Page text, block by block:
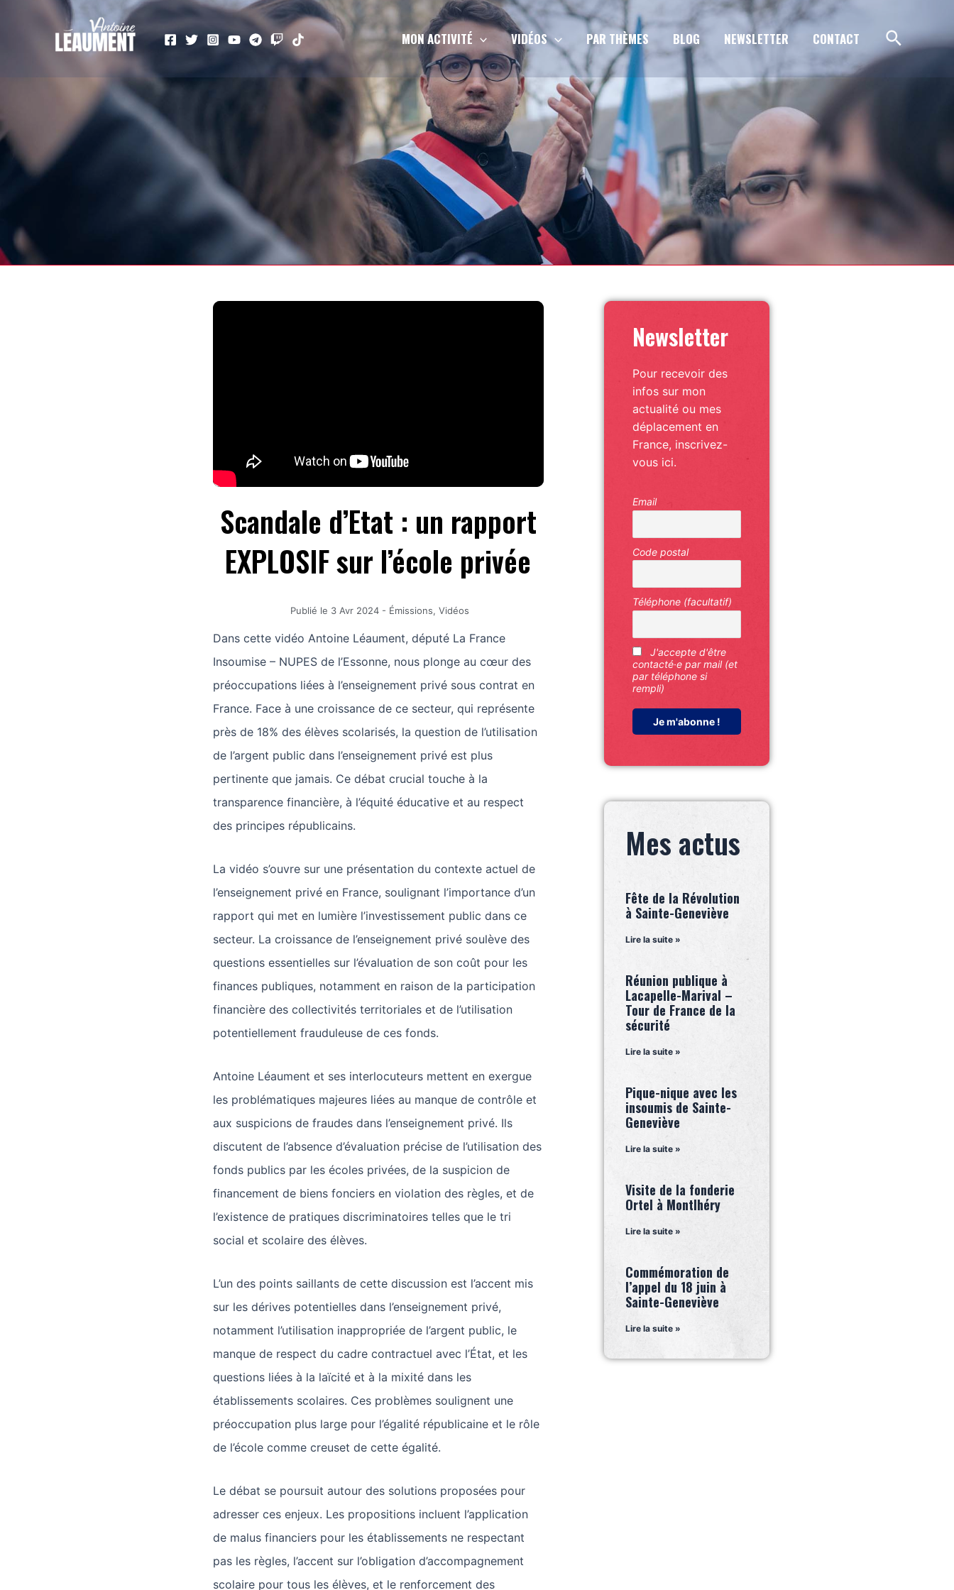
MON ACTIVITÉ VIDÉOS PAR THÈMES BLOG NEWSLETTER CONTACT
Scandale d’Etat : un rapport
EXPLOSIF sur l’école privée
Publié le 3 Avr 2024 - Émissions, Vidéos
Dans cette vidéo Antoine Léaument, député La France
Insoumise – NUPES de l’Essonne, nous plonge au cœur des
préoccupations liées à l’enseignement privé sous contrat en
France. Face à une croissance de ce secteur, qui représente
près de 18% des élèves scolarisés, la question de l’utilisation
de l’argent public dans l’enseignement privé est plus
pertinente que jamais. Ce débat crucial touche à la
transparence financière, à l’équité éducative et au respect
des principes républicains.
La vidéo s’ouvre sur une présentation du contexte actuel de
l’enseignement privé en France, soulignant l’importance d’un
rapport qui met en lumière l’investissement public dans ce
secteur. La croissance de l’enseignement privé soulève des
questions essentielles sur l’évaluation de son coût pour les
finances publiques, notamment en raison de la participation
financière des collectivités territoriales et de l’utilisation
potentiellement frauduleuse de ces fonds.
Antoine Léaument et ses interlocuteurs mettent en exergue
les problématiques majeures liées au manque de contrôle et
aux suspicions de fraudes dans l’enseignement privé. Ils
discutent de l’absence d’évaluation précise de l’utilisation des
fonds publics par les écoles privées, de la suspicion de
financement de biens fonciers en violation des règles, et de
l’existence de pratiques discriminatoires telles que le tri
social et scolaire des élèves.
L’un des points saillants de cette discussion est l’accent mis
sur les dérives potentielles dans l’enseignement privé,
notamment l’utilisation inappropriée de l’argent public, le
manque de respect du cadre contractuel avec l’État, et les
questions liées à la laïcité et à la mixité dans les
établissements scolaires. Ces problèmes soulignent une
préoccupation plus large pour l’égalité républicaine et le rôle
de l’école comme creuset de cette égalité.
Le débat se poursuit autour des solutions proposées pour
adresser ces enjeux. Les propositions incluent l’application
de malus financiers pour les établissements ne respectant
pas les règles, l’accent sur l’obligation d’accompagnement
scolaire pour tous les élèves, et le renforcement des
Newsletter
Pour recevoir des
infos sur mon
actualité ou mes
déplacement en
France, inscrivez-
vous ici.
Email
Code postal
Téléphone (facultatif)
J'accepte d'être
contacté·e par mail (et
par téléphone si
rempli)
Mes actus
Fête de la Révolution
à Sainte-Geneviève
Lire la suite »
Réunion publique à
Lacapelle-Marival –
Tour de France de la
sécurité
Lire la suite »
Pique-nique avec les
insoumis de Sainte-
Geneviève
Lire la suite »
Visite de la fonderie
Ortel à Montlhéry
Lire la suite »
Commémoration de
l’appel du 18 juin à
Sainte-Geneviève
Lire la suite »